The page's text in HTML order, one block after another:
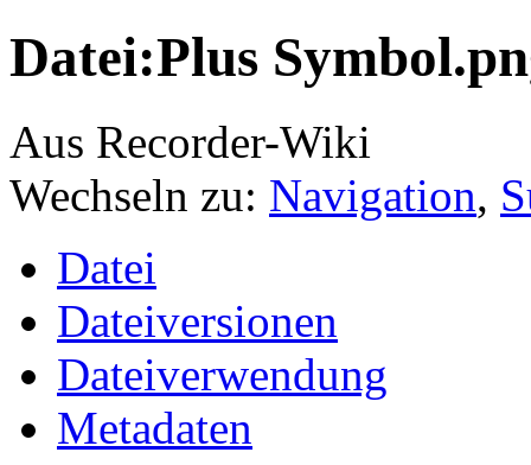
Datei:Plus
Aus Recorder-Wiki
Wechseln zu: Navigation,
Datei
Dateiversionen
Dateiverwendung
Metadaten